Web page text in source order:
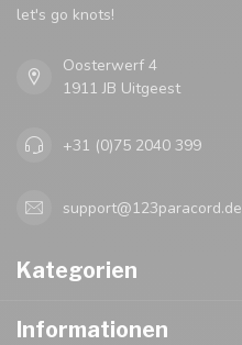
let's go knots!
Oosterwerf 4
1911 JB Uitgeest
+31 (0)75 2040 399
support@123paracord.de
Kategorien
Informationen